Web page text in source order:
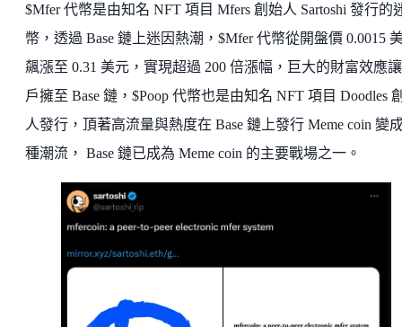
$Mfer 代幣是由知名 NFT 項目 Mfers 創始人 Sartoshi 發行的
幣，透過 Base 鏈上迷因熱潮，$Mfer 代幣從開盤價 0.0015
飆漲至 0.31 美元，實現超過 200 倍漲幅，巨大的財富效應
戶擁至 Base 鏈，$Poop 代幣也是由知名 NFT 項目 Doodles
人發行，頂著高流量與熱度在 Base 鏈上發行 Meme coin 變
種潮流， Base 鏈已成為 Meme coin 的主要戰場之一。